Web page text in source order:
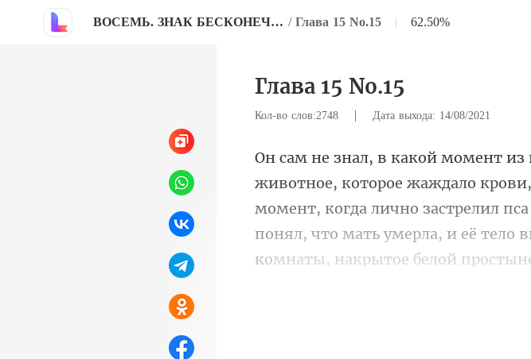
ВОСЕМЬ. ЗНАК БЕСКОНЕЧНОСТИ / Глава 15 No.15 | 62.50%
Глава 15 No.15
Кол-во слов:2748 | Дата выхода: 14/08/2021
момент, когда лично застрелил
понял, что мать умерла, и её тело в